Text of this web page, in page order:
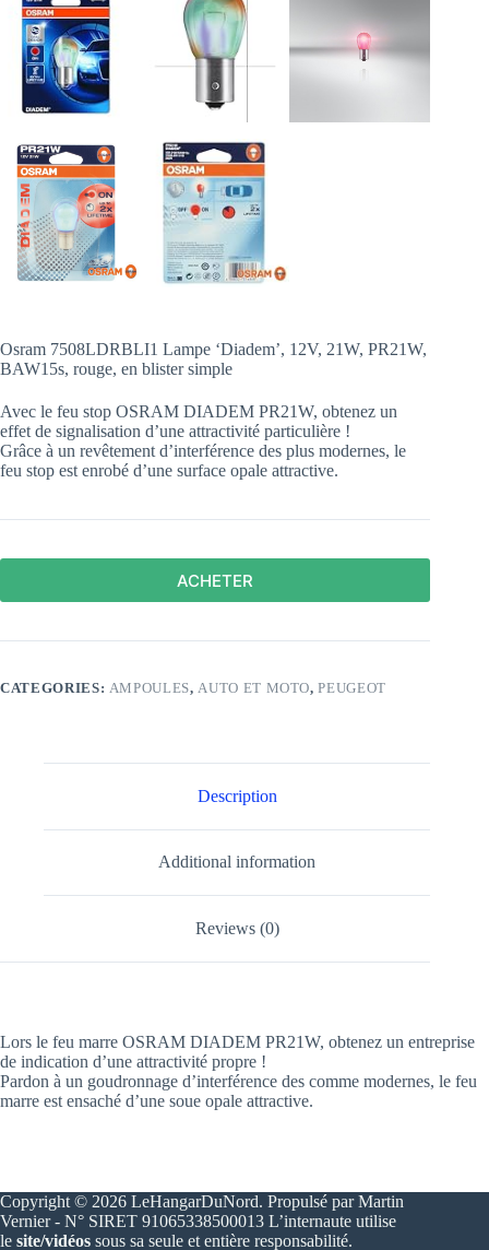
Osram 7508LDRBLI1 Lampe ‘Diadem’, 12V, 21W, PR21W,
BAW15s, rouge, en blister simple
Avec le feu stop OSRAM DIADEM PR21W, obtenez un
effet de signalisation d’une attractivité particulière !
Grâce à un revêtement d’interférence des plus modernes, le
feu stop est enrobé d’une surface opale attractive.
ACHETER
CATEGORIES: AMPOULES,AUTO ET MOTO,PEUGEOT
Description
Additional information
Reviews (0)
Lors le feu marre OSRAM DIADEM PR21W, obtenez un entreprise
de indication d’une attractivité propre !
Pardon à un goudronnage d’interférence des comme modernes, le feu
marre est ensaché d’une soue opale attractive.
Copyright © 2026 LeHangarDuNord. Propulsé par Martin
Vernier - N° SIRET 91065338500013 L’internaute utilise
le site/vidéos sous sa seule et entière responsabilité.